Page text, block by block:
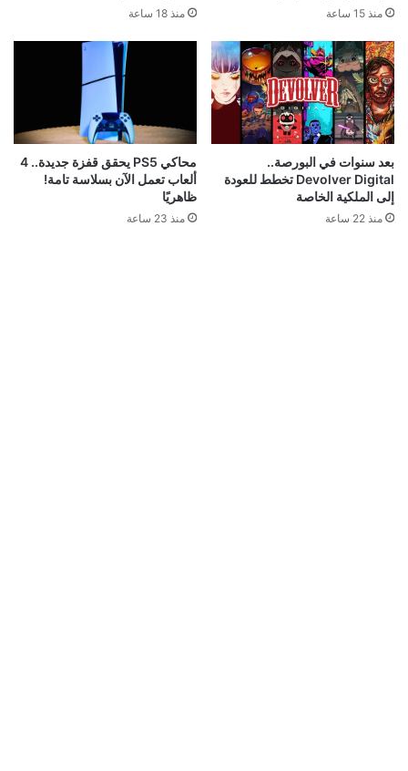
منذ 15 ساعة منذ 18 ساعة
بعد سنوات في البورصة..
Devolver Digital تخطط للعودة
إلى الملكية الخاصة
منذ 22 ساعة
محاكي PS5 يحقق قفزة جديدة.. 4
ألعاب تعمل الآن بسلاسة تامة!
ظاهريًا
منذ 23 ساعة